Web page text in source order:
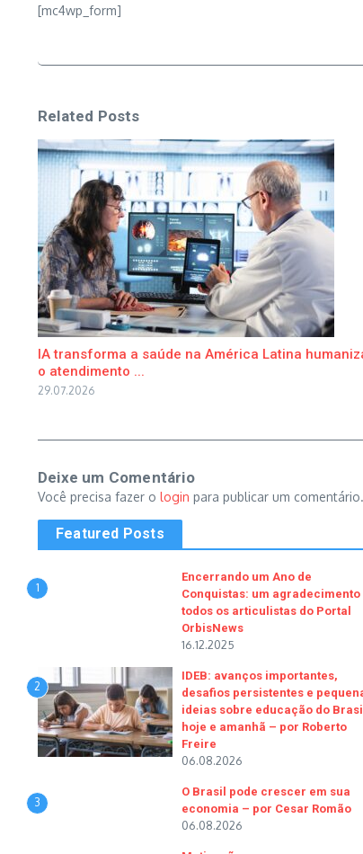
[mc4wp_form]
Related Posts
IA transforma a saúde na América Latina
o atendimento ...
29.07.2026
Deixe um Comentário
Você precisa fazer o login para publicar um comentário.
Featured Posts
1
Encerrando um Ano de
Conquistas: um agradecimento
todos os articulistas do Portal
OrbisNews
16.12.2025
2
IDEB: avanços importantes,
desafios persistentes e
ideias sobre educação do Brasil
hoje e amanhã – por Roberto
Freire
06.08.2026
3
O Brasil pode crescer em sua
economia – por Cesar Romão
06.08.2026